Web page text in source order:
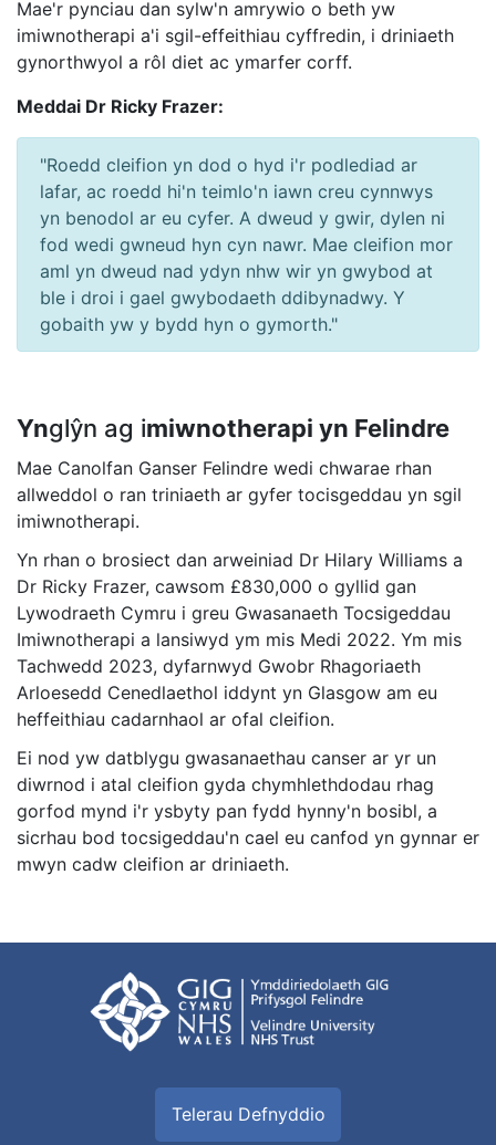
Mae'r pynciau dan sylw'n amrywio o beth yw
imiwnotherapi a'i sgil-effeithiau cyffredin, i driniaeth
gynorthwyol a rôl diet ac ymarfer corff.
Meddai Dr Ricky Frazer:
"Roedd cleifion yn dod o hyd i'r podlediad ar
lafar, ac roedd hi'n teimlo'n iawn creu cynnwys
yn benodol ar eu cyfer. A dweud y gwir, dylen ni
fod wedi gwneud hyn cyn nawr. Mae cleifion mor
aml yn dweud nad ydyn nhw wir yn gwybod at
ble i droi i gael gwybodaeth ddibynadwy. Y
gobaith yw y bydd hyn o gymorth."
Ynglŷn ag imiwnotherapi yn Felindre
Mae Canolfan Ganser Felindre wedi chwarae rhan
allweddol o ran triniaeth ar gyfer tocisgeddau yn sgil
imiwnotherapi.
Yn rhan o brosiect dan arweiniad Dr Hilary Williams a
Dr Ricky Frazer, cawsom £830,000 o gyllid gan
Lywodraeth Cymru i greu Gwasanaeth Tocsigeddau
Imiwnotherapi a lansiwyd ym mis Medi 2022. Ym mis
Tachwedd 2023, dyfarnwyd Gwobr Rhagoriaeth
Arloesedd Cenedlaethol iddynt yn Glasgow am eu
heffeithiau cadarnhaol ar ofal cleifion.
Ei nod yw datblygu gwasanaethau canser ar yr un
diwrnod i atal cleifion gyda chymhlethdodau rhag
gorfod mynd i'r ysbyty pan fydd hynny'n bosibl, a
sicrhau bod tocsigeddau'n cael eu canfod yn gynnar er
mwyn cadw cleifion ar driniaeth.
Telerau Defnyddio